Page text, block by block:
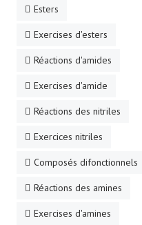
Esters
Exercises d'esters
Réactions d'amides
Exercises d'amide
Réactions des nitriles
Exercices nitriles
Composés difonctionnels
Réactions des amines
Exercises d'amines